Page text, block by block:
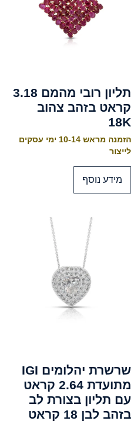
תליון רובי מהמם 3.18
קראט בזהב צהוב
18K
הזמנה מראש 10-14 ימי עסקים
לייצור
מידע נוסף
שרשרת יהלומים IGI
מתועדת 2.64 קראט
עם תליון בצורת לב
בזהב לבן 18 קראט